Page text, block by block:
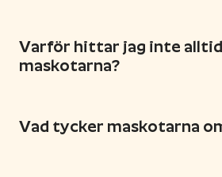
Varför hittar jag inte alltid
maskotarna?
Vad tycker maskotarna